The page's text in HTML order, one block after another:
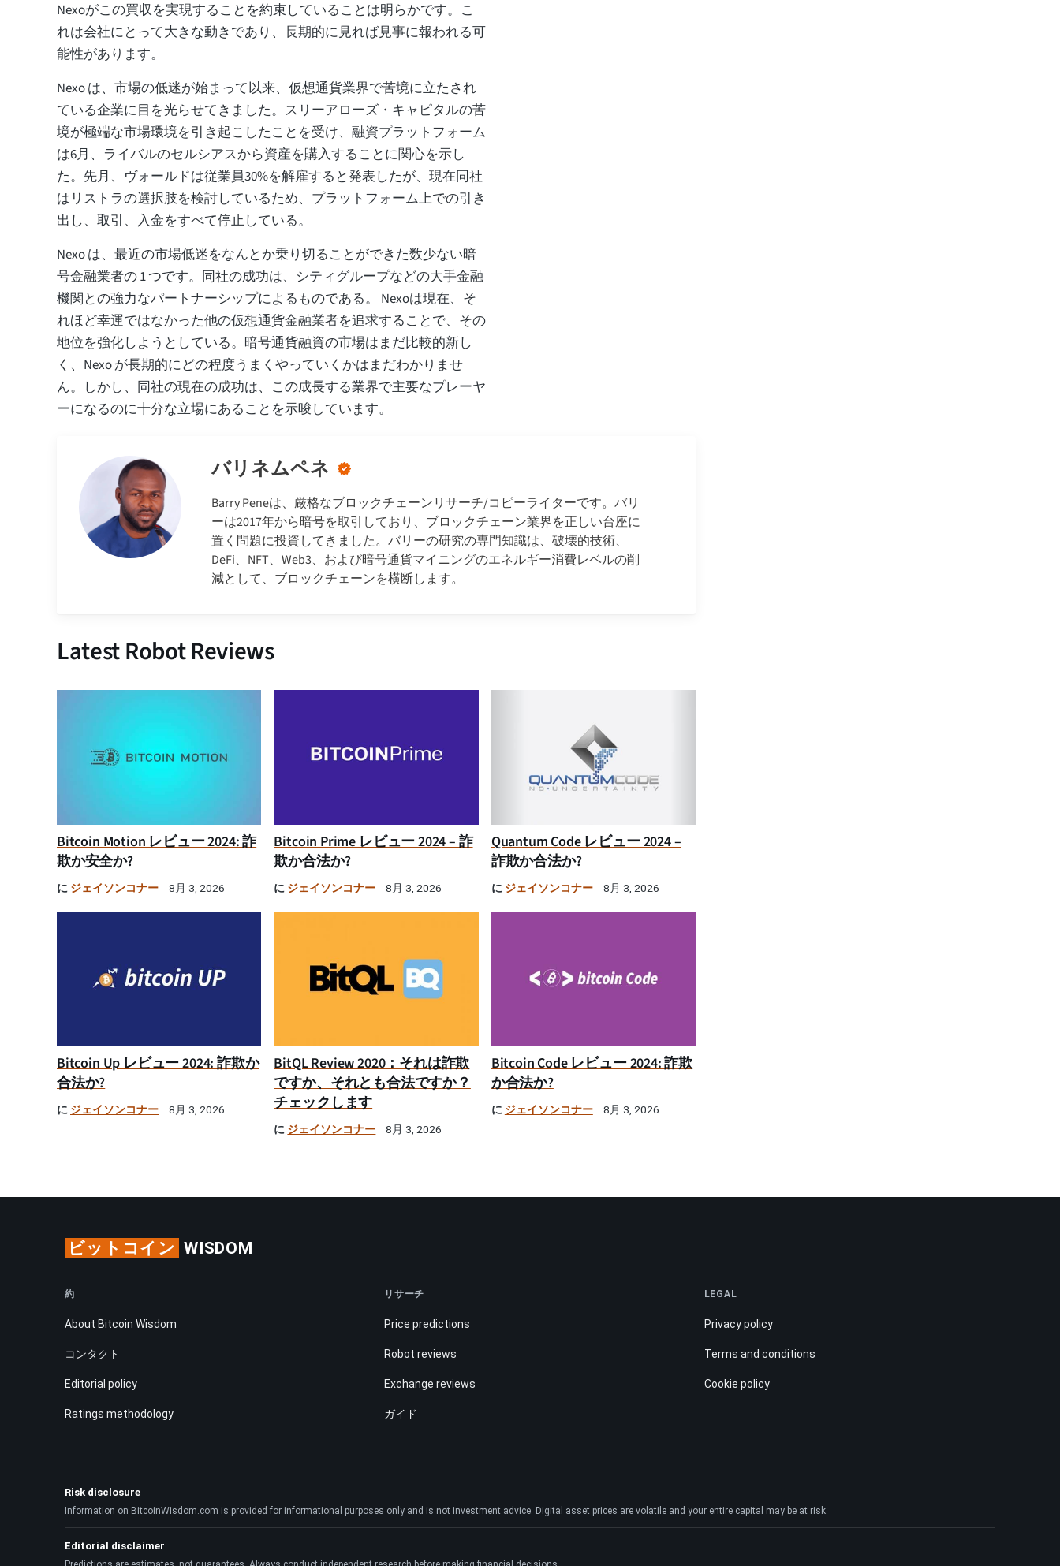
Nexoがこの買収を実現することを約束していることは明らかです。こ
れは会社にとって大きな動きであり、長期的に見れば見事に報われる可
能性があります。
Nexo は、市場の低迷が始まって以来、仮想通貨業界で苦境に立たされ
ている企業に目を光らせてきました。スリーアローズ・キャピタルの苦
境が極端な市場環境を引き起こしたことを受け、融資プラットフォーム
は6月、ライバルのセルシアスから資産を購入することに関心を示し
た。先月、ヴォールドは従業員30%を解雇すると発表したが、現在同社
はリストラの選択肢を検討しているため、プラットフォーム上での引き
出し、取引、入金をすべて停止している。
Nexo は、最近の市場低迷をなんとか乗り切ることができた数少ない暗
号金融業者の 1 つです。同社の成功は、シティグループなどの大手金融
機関との強力なパートナーシップによるものである。 Nexoは現在、そ
れほど幸運ではなかった他の仮想通貨金融業者を追求することで、その
地位を強化しようとしている。暗号通貨融資の市場はまだ比較的新し
く、Nexo が長期的にどの程度うまくやっていくかはまだわかりませ
ん。しかし、同社の現在の成功は、この成長する業界で主要なプレーヤ
ーになるのに十分な立場にあることを示唆しています。
バリネムペネ
Barry Peneは、厳格なブロックチェーンリサーチ/コピーライターです。バリ
ーは2017年から暗号を取引しており、ブロックチェーン業界を正しい台座に
置く問題に投資してきました。バリーの研究の専門知識は、破壊的技術、
DeFi、NFT、Web3、および暗号通貨マイニングのエネルギー消費レベルの削
減として、ブロックチェーンを横断します。
Latest Robot Reviews
Bitcoin Motion レビュー 2024: 詐
欺か安全か?
に ジェイソンコナー 8月 3, 2026
Bitcoin Prime レビュー 2024 – 詐
欺か合法か?
に ジェイソンコナー 8月 3, 2026
Quantum Code レビュー 2024 –
詐欺か合法か?
に ジェイソンコナー 8月 3, 2026
Bitcoin Up レビュー 2024: 詐欺か
合法か?
に ジェイソンコナー 8月 3, 2026
BitQL Review 2020：それは詐欺
ですか、それとも合法ですか？
チェックします
に ジェイソンコナー 8月 3, 2026
Bitcoin Code レビュー 2024: 詐欺
か合法か?
に ジェイソンコナー 8月 3, 2026
ビットコイン WISDOM
約
About Bitcoin Wisdom
コンタクト
Editorial policy
Ratings methodology
リサーチ
Price predictions
Robot reviews
Exchange reviews
ガイド
LEGAL
Privacy policy
Terms and conditions
Cookie policy
Risk disclosure
Information on BitcoinWisdom.com is provided for informational purposes only and is not investment advice. Digital asset prices are volatile and your entire capital may be at risk.
Editorial disclaimer